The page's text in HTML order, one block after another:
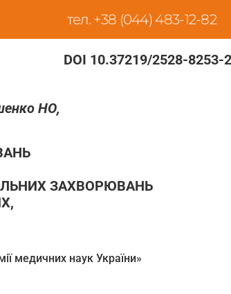
тел. +38 (044) 483-12-82
DOI 10.37219/2528-8253-
НО,
ЗАХВОРЮВАНЬ
медичних наук України»